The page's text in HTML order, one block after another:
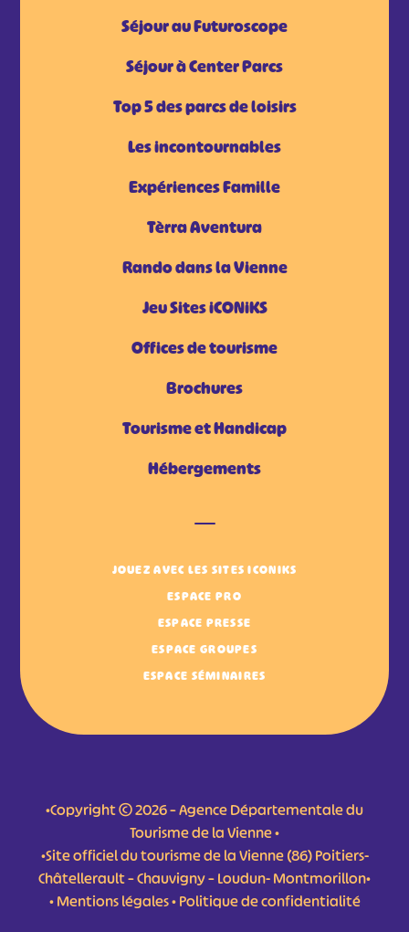
Séjour au Futuroscope
Séjour à Center Parcs
Top 5 des parcs de loisirs
Les incontournables
Expériences Famille
Tèrra Aventura
Rando dans la Vienne
Jeu Sites iCONiKS
Offices de tourisme
Brochures
Tourisme et Handicap
Hébergements
JOUEZ AVEC LES SITES ICONIKS
ESPACE PRO
ESPACE PRESSE
ESPACE GROUPES
ESPACE SÉMINAIRES
•Copyright © 2026 – Agence Départementale du
Tourisme de la Vienne •
•Site officiel du tourisme de la Vienne (86) Poitiers-
Châtellerault – Chauvigny – Loudun- Montmorillon•
•Mentions légales•Politique de confidentialité